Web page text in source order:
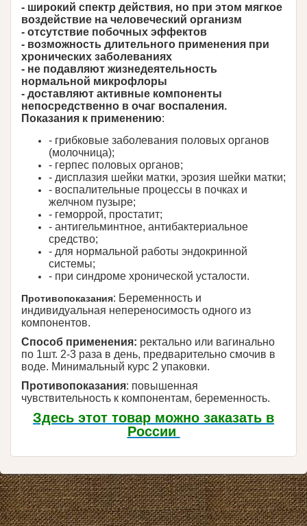
- широкий спектр действия, но при этом мягкое
воздействие на человеческий организм
- отсутствие побочных эффектов
- возможность длительного применения при
хронических заболеваниях
- не подавляют жизнедеятельность
нормальной микрофлоры
- доставляют активные компоненты
непосредственно в очаг воспаления.
Показания к применению:
- грибковые заболевания половых органов
(молочница);
- герпес половых органов;
- дисплазия шейки матки, эрозия шейки матки;
- воспалительные процессы в почках и
желчном пузыре;
- геморрой, простатит;
- антигельминтное, антибактериальное
средство;
- для нормальной работы эндокринной
системы;
- при синдроме хронической усталости.
Противопоказания: Беременность и
индивидуальная непереносимость одного из
компонентов.
Способ применения: ректально или вагинально
по 1шт. 2-3 раза в день, предварительно смочив в
воде. Минимальный курс 2 упаковки.
Противопоказания: повышенная
чувствительность к компонентам, беременность.
Здесь этот товар можно заказать в
России